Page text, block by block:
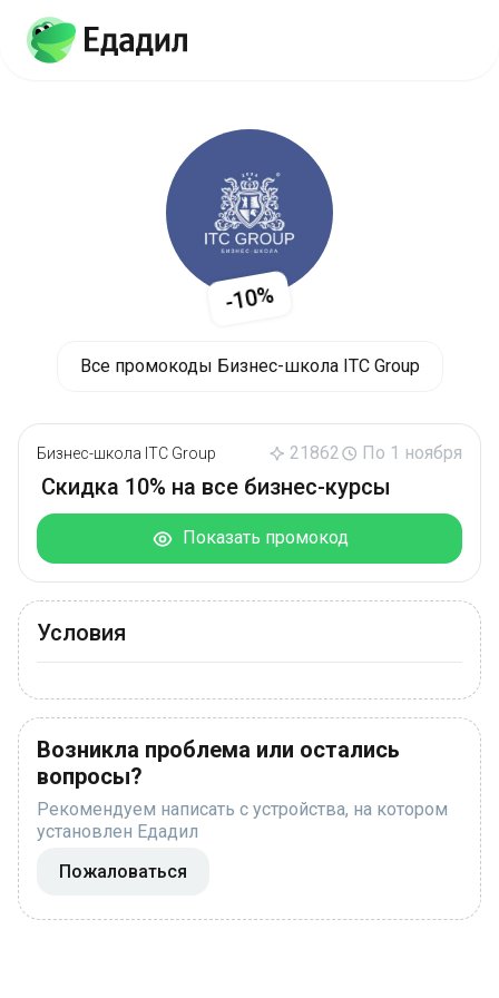
-10%
Все промокоды Бизнес-школа ITC Group
Бизнес-школа ITC Group 21862 По 1 ноября
Скидка 10% на все бизнес-курсы
Показать промокод
Условия
Возникла проблема или остались
вопросы?
Рекомендуем написать с устройства, на котором
установлен Едадил
Пожаловаться